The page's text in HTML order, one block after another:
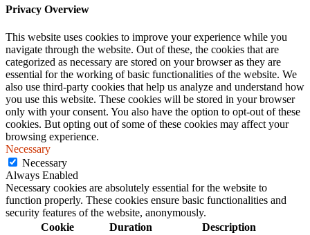
Privacy Overview
This website uses cookies to improve your experience while you
navigate through the website. Out of these, the cookies that are
categorized as necessary are stored on your browser as they are
essential for the working of basic functionalities of the website. We
also use third-party cookies that help us analyze and understand how
you use this website. These cookies will be stored in your browser
only with your consent. You also have the option to opt-out of these
cookies. But opting out of some of these cookies may affect your
browsing experience.
Necessary
Necessary
Always Enabled
Necessary cookies are absolutely essential for the website to
function properly. These cookies ensure basic functionalities and
security features of the website, anonymously.
Cookie
Duration Description